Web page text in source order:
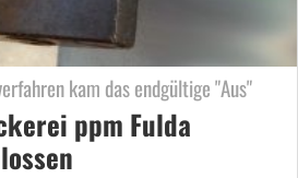
kam das endgültige "Aus"
ppm Fulda